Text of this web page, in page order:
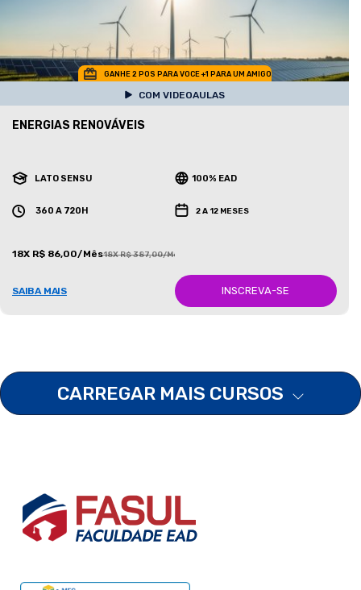
GANHE 2 POS PARA VOCE +1 PARA UM AMIGO
COM VIDEOAULAS
ENERGIAS RENOVÁVEIS
LATO SENSU 100% EAD
360 A 720H 2 A 12 MESES
18X R$ 86,00/Mês18X R$ 387,00/Mês
SAIBA MAIS INSCREVA-SE
CARREGAR MAIS CURSOS